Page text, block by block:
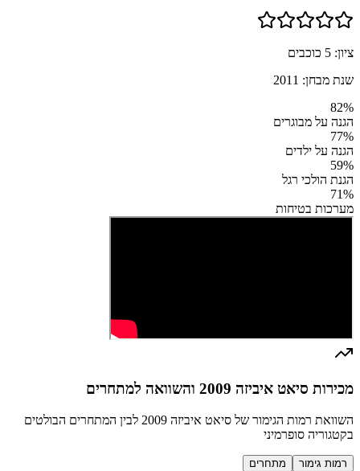
ציון: 5 כוכבים
שנת מבחן: 2011
82%
הגנה על מבוגרים
77%
הגנה על ילדים
59%
הגנת הולכי רגל
71%
מערכות בטיחות
מכירות סיאט איביזה 2009 והשוואה למתחרים
השוואת רמות הגימור של סיאט איביזה 2009 לבין המתחרים הבולטים
בקטגוריה סופרמיני
רמות גימור מתחרים